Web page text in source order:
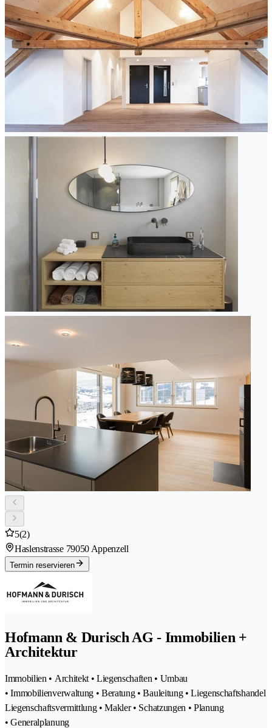
5(2)
Haslenstrasse 79050 Appenzell
Termin reservieren
Hofmann & Durisch AG - Immobilien +
Architektur
Immobilien • Architekt • Liegenschaften • Umbau
• Immobilienverwaltung • Beratung • Bauleitung • Liegenschaftshandel
Liegenschaftsvermittlung • Makler • Schatzungen • Planung
• Generalplanung